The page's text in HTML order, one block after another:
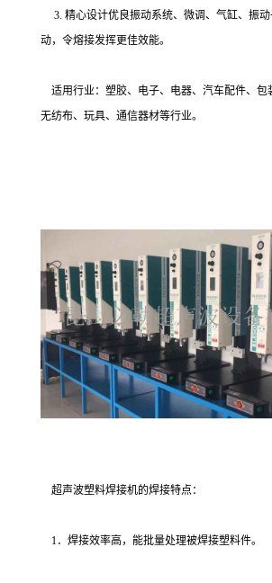
3. 精心设计优良振动系统、微调、气缸、振
动，令熔接发挥更佳效能。
适用行业：塑胶、电子、电器、汽车配件、包
无纺布、玩具、通信器材等行业。
超声波塑料焊接机的焊接特点：
1．焊接效率高，能批量处理被焊接塑料件。